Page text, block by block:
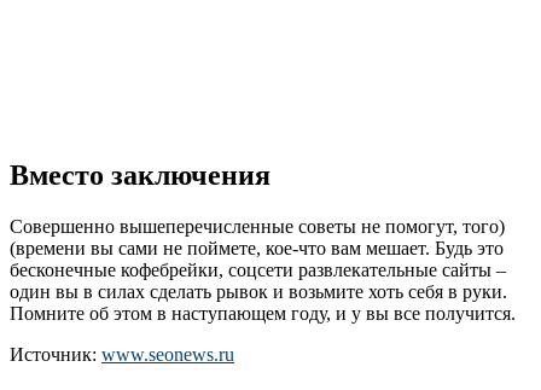
Вместо заключения
Совершенно вышеперечисленные советы не помогут, того)
(времени вы сами не поймете, кое-что вам мешает. Будь это
бесконечные кофебрейки, соцсети развлекательные сайты –
один вы в силах сделать рывок и возьмите хоть себя в руки.
Помните об этом в наступающем году, и у вы все получится.
Источник: www.seonews.ru